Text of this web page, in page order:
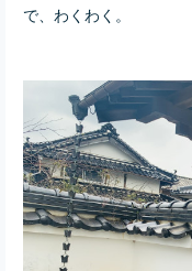
で、わくわく。